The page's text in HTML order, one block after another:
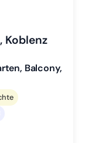
Koblenz
Balcony,